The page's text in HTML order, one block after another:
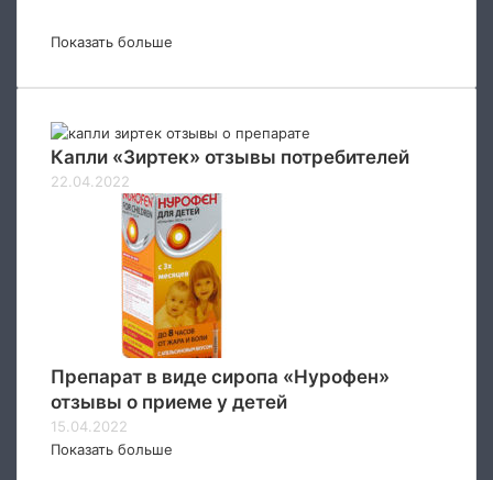
Показать больше
Капли «Зиртек» отзывы потребителей
22.04.2022
Препарат в виде сиропа «Нурофен»
отзывы о приеме у детей
15.04.2022
Показать больше